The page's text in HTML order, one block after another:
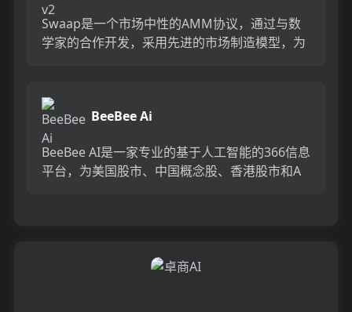
Swaap是一个市场中性的AMM协议，通过与数
学家的合作开发，采用先进的市场制造模型，为
BeeBee Ai
BeeBee AI是一家专业的基于人工智能的366信息
平台，为美国股市、中国概念股、香港股市和A